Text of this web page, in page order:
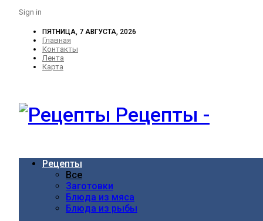
Sign in
ПЯТНИЦА, 7 АВГУСТА, 2026
Главная
Контакты
Лента
Карта
Рецепты -
Рецепты
Все
Заготовки
Блюда из мяса
Блюда из рыбы